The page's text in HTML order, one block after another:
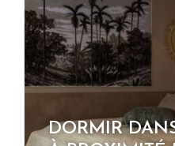
DORMIR